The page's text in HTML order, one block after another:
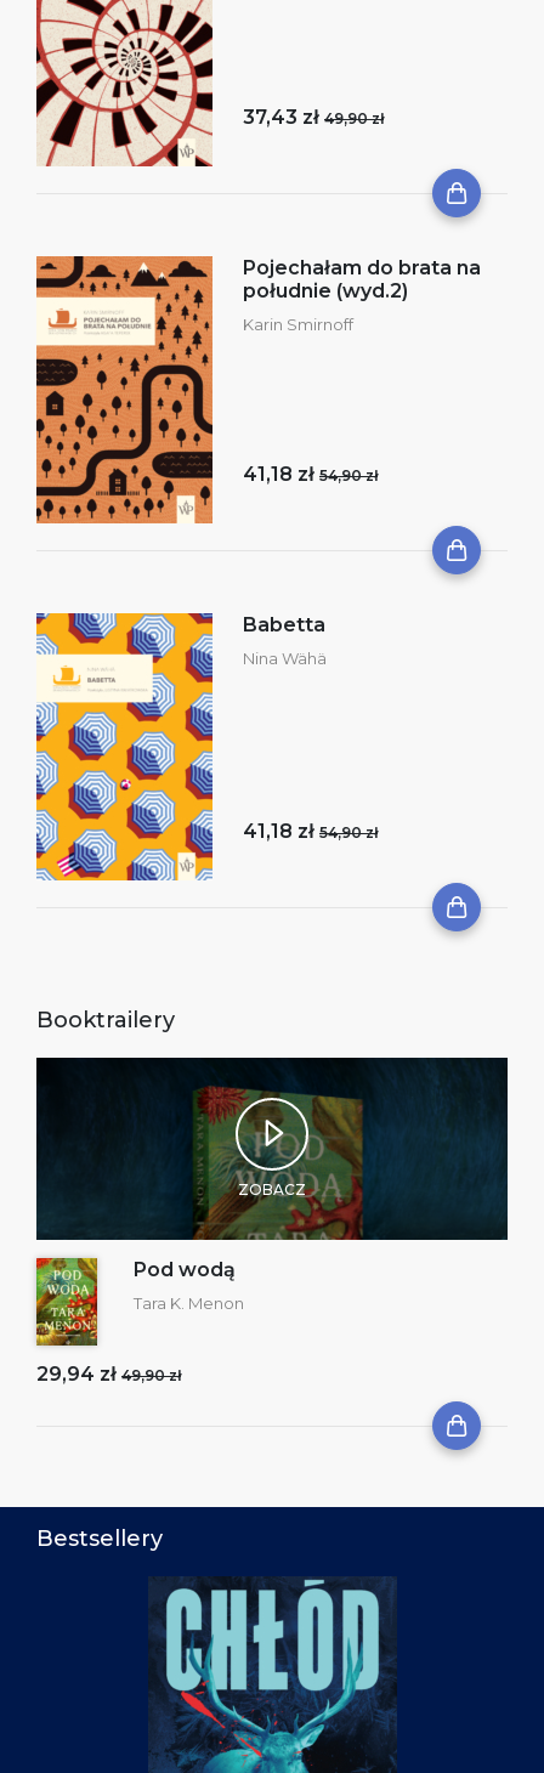
37,43 zł 49,90 zł
Pojechałam do brata na
południe (wyd.2)
Karin Smirnoff
41,18 zł 54,90 zł
Babetta
Nina Wähä
41,18 zł 54,90 zł
Booktrailery
ZOBACZ
Pod wodą
Tara K. Menon
29,94 zł 49,90 zł
Bestsellery